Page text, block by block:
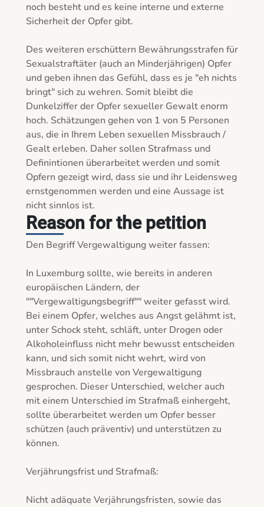
noch besteht und es keine interne und externe
Sicherheit der Opfer gibt.
Des weiteren erschüttern Bewährungsstrafen für
Sexualstraftäter (auch an Minderjährigen) Opfer
und geben ihnen das Gefühl, dass es je "eh nichts
bringt" sich zu wehren. Somit bleibt die
Dunkelziffer der Opfer sexueller Gewalt enorm
hoch. Schätzungen gehen von 1 von 5 Personen
aus, die in Ihrem Leben sexuellen Missbrauch /
Gealt erleben. Daher sollen Strafmass und
Definintionen überarbeitet werden und somit
Opfern gezeigt wird, dass sie und ihr Leidensweg
ernstgenommen werden und eine Aussage ist
nicht sinnlos ist.
Reason for the petition
Den Begriff Vergewaltigung weiter fassen:
In Luxemburg sollte, wie bereits in anderen
europäischen Ländern, der
""Vergewaltigungsbegriff"" weiter gefasst wird.
Bei einem Opfer, welches aus Angst gelähmt ist,
unter Schock steht, schläft, unter Drogen oder
Alkoholeinfluss nicht mehr bewusst entscheiden
kann, und sich somit nicht wehrt, wird von
Missbrauch anstelle von Vergewaltigung
gesprochen. Dieser Unterschied, welcher auch
mit einem Unterschied im Strafmaß einhergeht,
sollte überarbeitet werden um Opfer besser
schützen (auch präventiv) und unterstützen zu
können.
Verjährungsfrist und Strafmaß:
Nicht adäquate Verjährungsfristen, sowie das